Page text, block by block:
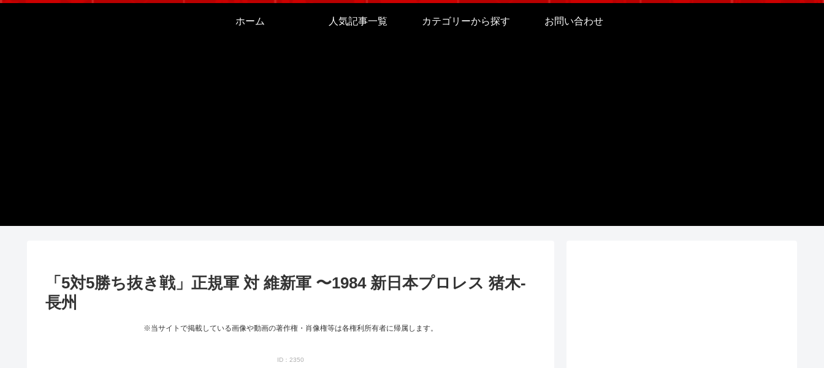
ホーム 人気記事一覧 カテゴリーから探す お問い合わせ
「5対5勝ち抜き戦」正規軍 対 維新軍 〜1984 新日本プロレス 猪木-
長州
※当サイトで掲載している画像や動画の著作権・肖像権等は各権利所有者に帰属します。
ID：2350